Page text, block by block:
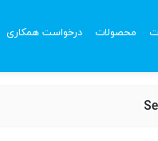
محصولات درخواست همکاری